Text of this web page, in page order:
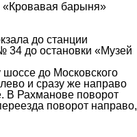
«Кровавая барыня»
до станции
34 до остановки «Музей
до Московского
и сразу же направо
В Рахманове поворот
поворот направо,